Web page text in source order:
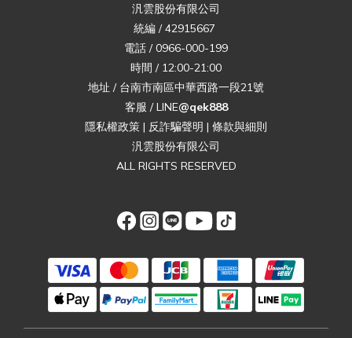
汎雲股份有限公司
統編 / 42915667
電話 / 0966-000-199
時間 / 12:00-21:00
地址 / 台南市南區中華西路一段21號
客服 / LINE@qek888
隱私權政策 | 反詐騙聲明 | 條款與細則
汎雲股份有限公司
ALL RIGHTS RESERVED